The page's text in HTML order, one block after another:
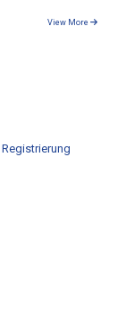
View More
Registrierung